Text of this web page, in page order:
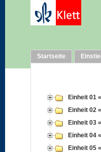
Startseite
Einheit 01
Einheit 02
Einheit 03
Einheit 04
Einheit 05